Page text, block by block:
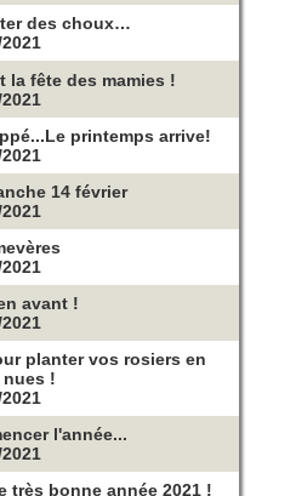
des choux…
la fête des mamies !
printemps arrive!
14 février
avant !
planter vos rosiers en
nues !
l'année...
très bonne année 2021 !